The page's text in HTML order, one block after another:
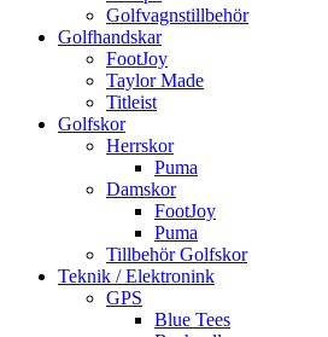
Golfvagnstillbehör
Golfhandskar
FootJoy
Taylor Made
Titleist
Golfskor
Herrskor
Puma
Damskor
FootJoy
Puma
Tillbehör Golfskor
Teknik / Elektronink
GPS
Blue Tees